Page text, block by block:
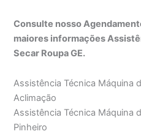
Consulte nosso
maiores informações
Secar Roupa GE.
Assistência Técnica Máquina
Aclimação
Assistência Técnica Máquina
Pinheiro